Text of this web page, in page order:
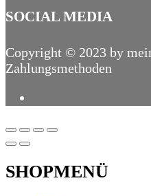
SOCIAL MEDIA
Copyright © 2023 by
Zahlungsmethoden
SHOPMENÜ